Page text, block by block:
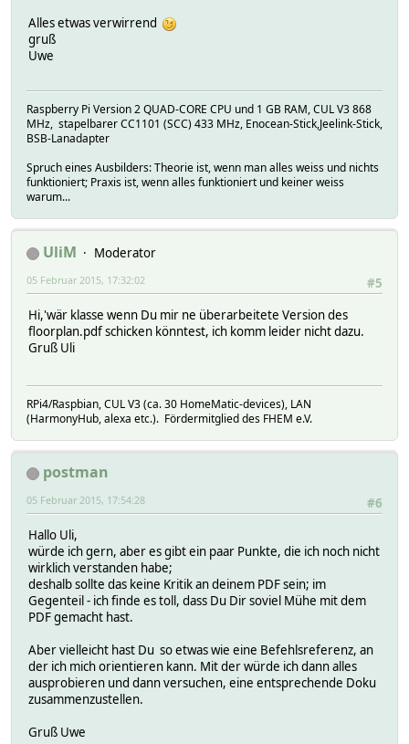
Alles etwas verwirrend
gruß
Uwe
Raspberry Pi Version 2 QUAD-CORE CPU und 1 GB RAM, CUL V3 868
MHz, stapelbarer CC1101 (SCC) 433 MHz, Enocean-Stick,Jeelink-Stick,
BSB-Lanadapter
Spruch eines Ausbilders: Theorie ist, wenn man alles weiss und nichts
funktioniert; Praxis ist, wenn alles funktioniert und keiner weiss
warum...
UliM
Moderator
#5
05 Februar 2015, 17:32:02
Hi,'wär klasse wenn Du mir ne überarbeitete Version des
floorplan.pdf schicken könntest, ich komm leider nicht dazu.
Gruß Uli
RPi4/Raspbian, CUL V3 (ca. 30 HomeMatic-devices), LAN
(HarmonyHub, alexa etc.). Fördermitglied des FHEM e.V.
postman
#6
05 Februar 2015, 17:54:28
Hallo Uli,
würde ich gern, aber es gibt ein paar Punkte, die ich noch nicht
wirklich verstanden habe;
deshalb sollte das keine Kritik an deinem PDF sein; im
Gegenteil - ich finde es toll, dass Du Dir soviel Mühe mit dem
PDF gemacht hast.
Aber vielleicht hast Du so etwas wie eine Befehlsreferenz, an
der ich mich orientieren kann. Mit der würde ich dann alles
ausprobieren und dann versuchen, eine entsprechende Doku
zusammenzustellen.
Gruß Uwe